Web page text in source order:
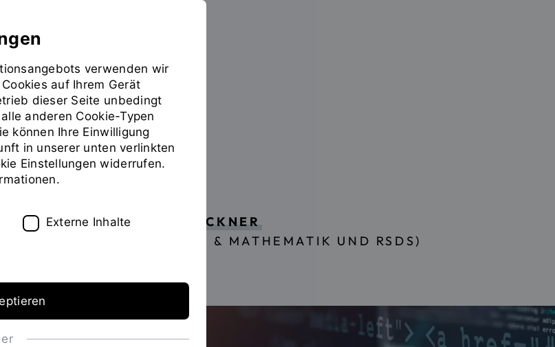
Sie
befinden
sich
auf
der
Seite
"Zusatzangebot
Studieren
Webtechnologien
PROF. DR. MARKUS HECKNER
(FAKULTÄT INFORMATIK & MATHEMATIK UND RSDS)
verwenden wir
auf Ihrem Gerät
dieser Seite unbedingt
anderen Cookie-Typen
können Ihre Einwilligung
in unserer unten verlinkten
Einstellungen widerrufen.
Externe Inhalte